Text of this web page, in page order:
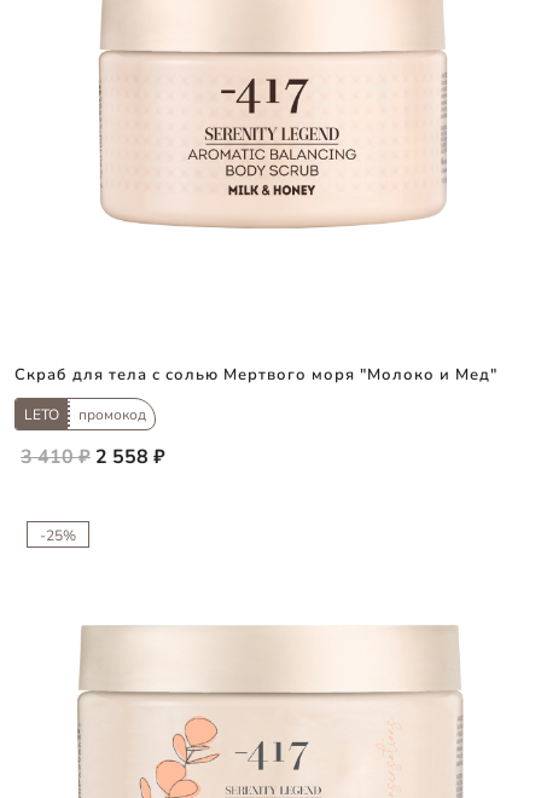
Скраб для тела с солью Мертвого моря "Молоко и Мед"
LETO промокод
3 410 ₽ 2 558 ₽
-25%